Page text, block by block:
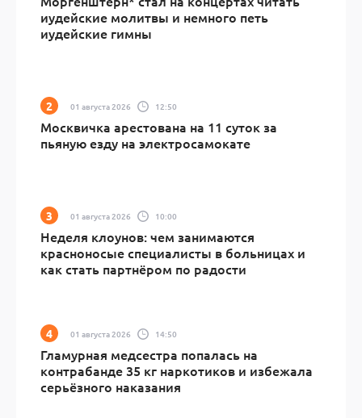
иудейские молитвы и немного петь
иудейские гимны
01 августа 2026 12:50
Москвичка арестована на 11 суток за
пьяную езду на электросамокате
01 августа 2026 10:00
Неделя клоунов: чем занимаются
красноносые специалисты в больницах и
как стать партнёром по радости
01 августа 2026 14:50
Гламурная медсестра попалась на
контрабанде 35 кг наркотиков и избежала
серьёзного наказания